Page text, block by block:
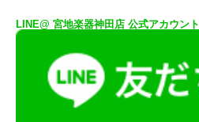
LINE@ 宮地楽器神田店 公式アカウント